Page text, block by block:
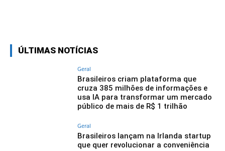
ÚLTIMAS NOTÍCIAS
Geral
Brasileiros criam plataforma que
cruza 385 milhões de informações e
usa IA para transformar um mercado
público de mais de R$ 1 trilhão
Geral
Brasileiros lançam na Irlanda startup
que quer revolucionar a conveniência